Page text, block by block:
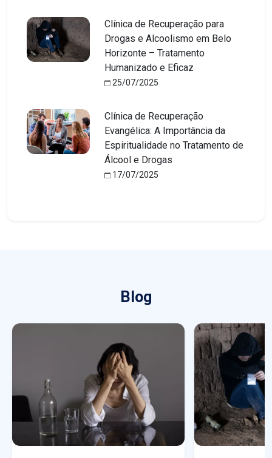
Clínica de Recuperação para
Drogas e Alcoolismo em Belo
Horizonte – Tratamento
Humanizado e Eficaz
25/07/2025
Clínica de Recuperação
Evangélica: A Importância da
Espiritualidade no Tratamento de
Álcool e Drogas
17/07/2025
Blog